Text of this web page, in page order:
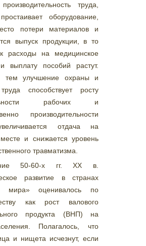
труда,
оборудование,
потери материалов и
выпуск продукции, в то
расходы на медицинское
выплату пособий растут.
тем улучшение охраны и
способствует росту
рабочих и
производительности
отдача на
и снижается уровень
травматизма.
50-60-х гг. XX в.
развитие в странах
мира» оценивалось по
как рост валового
продукта (ВНП) на
Полагалось, что
и нищета исчезнут, если